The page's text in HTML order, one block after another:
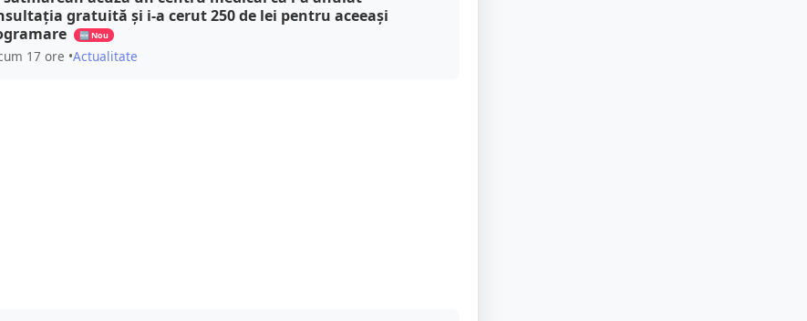
gratuită și i-a cerut 250 de lei pentru aceeași
🆕 Nou
17 ore •Actualitate